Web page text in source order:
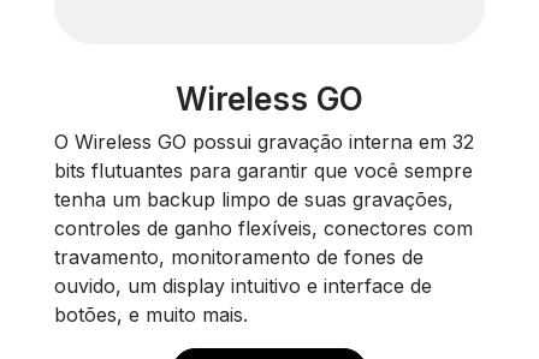
Wireless GO
O Wireless GO possui gravação interna em 32
bits flutuantes para garantir que você sempre
tenha um backup limpo de suas gravações,
controles de ganho flexíveis, conectores com
travamento, monitoramento de fones de
ouvido, um display intuitivo e interface de
botões, e muito mais.